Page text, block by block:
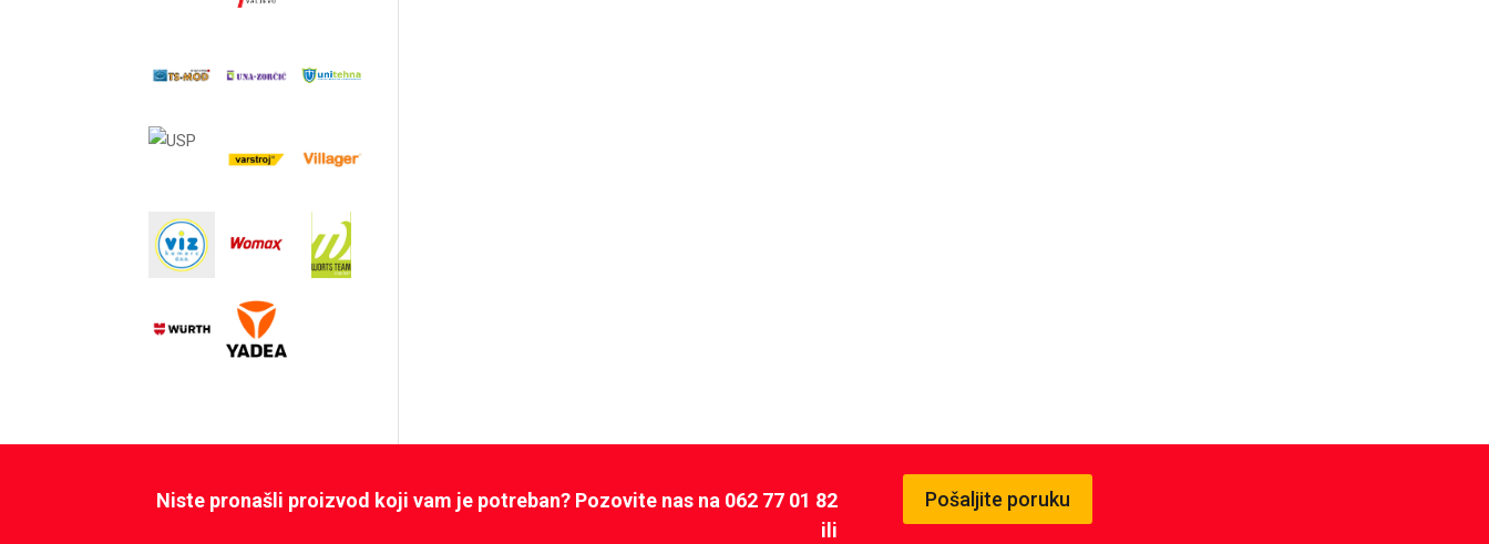
Niste pronašli proizvod koji vam je potreban? Pozovite nas na 062 77 01 82
ili
Pošaljite poruku